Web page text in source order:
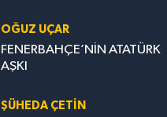
OĞUZ UÇAR
FENERBAHÇE’NİN ATATÜRK
AŞKI
ŞÜHEDA ÇETİN